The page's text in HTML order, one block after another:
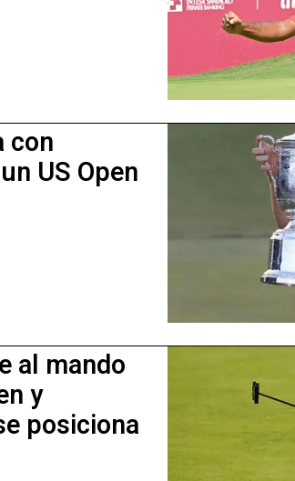
con
US Open
al mando
y
posiciona